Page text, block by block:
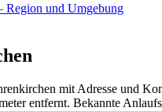
Region und Umgebung
mit Adresse und
entfernt. Bekannte